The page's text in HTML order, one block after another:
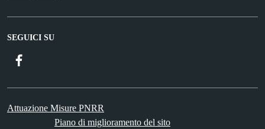
SEGUICI SU
Attuazione Misure PNRR
Piano di miglioramento del sito